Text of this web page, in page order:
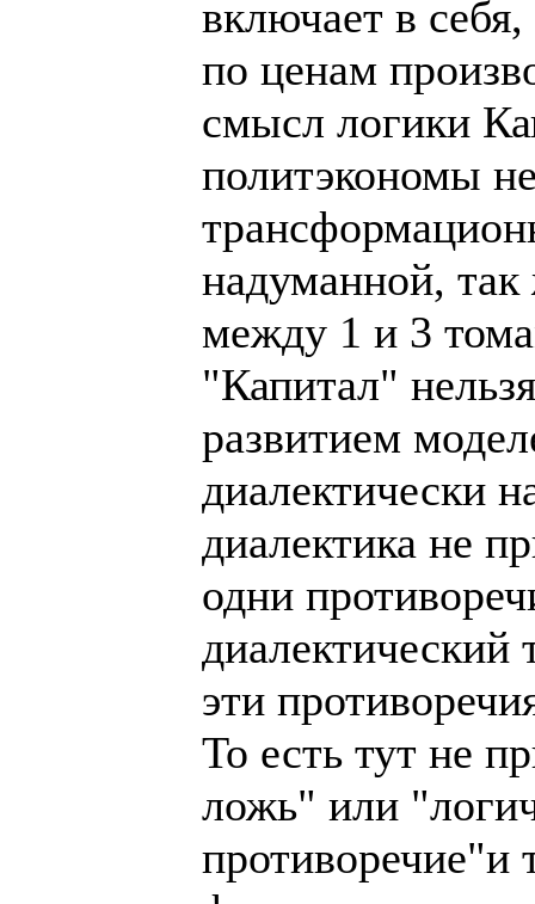
включает в
по ценам
смысл логики
политэкономы
надуманной,
между 1 и 3
"Капитал"
развитием
диалектически
диалектика не
одни
диалектический
эти
То есть тут не
ложь" или
противоречие"и